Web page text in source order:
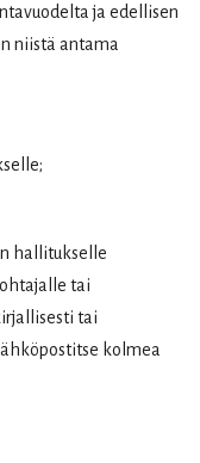
ja edellisen
niistä antama
hallitukselle
tai
tai
kolmea